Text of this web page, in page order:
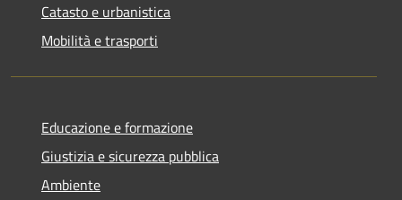
Catasto e urbanistica
Mobilità e trasporti
Educazione e formazione
Giustizia e sicurezza pubblica
Ambiente